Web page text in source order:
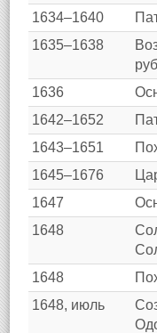
1634–1640
1635–1638
1636
1642–1652
1643–1651
1645–1676
1647
1648
1648
1648, июль